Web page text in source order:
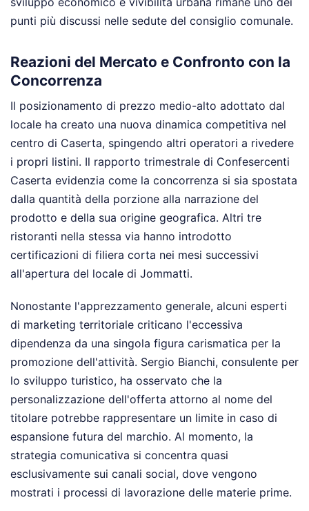
punti più discussi nelle sedute del consiglio comunale.
Reazioni del Mercato e Confronto con la
Concorrenza
Il posizionamento di prezzo medio-alto adottato dal
locale ha creato una nuova dinamica competitiva nel
centro di Caserta, spingendo altri operatori a rivedere
i propri listini. Il rapporto trimestrale di Confesercenti
Caserta evidenzia come la concorrenza si sia spostata
dalla quantità della porzione alla narrazione del
prodotto e della sua origine geografica. Altri tre
ristoranti nella stessa via hanno introdotto
certificazioni di filiera corta nei mesi successivi
all'apertura del locale di Jommatti.
Nonostante l'apprezzamento generale, alcuni esperti
di marketing territoriale criticano l'eccessiva
dipendenza da una singola figura carismatica per la
promozione dell'attività. Sergio Bianchi, consulente per
lo sviluppo turistico, ha osservato che la
personalizzazione dell'offerta attorno al nome del
titolare potrebbe rappresentare un limite in caso di
espansione futura del marchio. Al momento, la
strategia comunicativa si concentra quasi
esclusivamente sui canali social, dove vengono
mostrati i processi di lavorazione delle materie prime.